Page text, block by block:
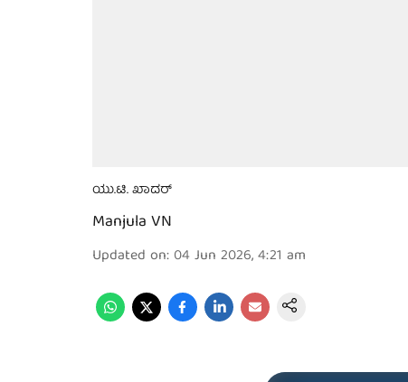
ಯು.ಟಿ. ಖಾದರ್‌
Manjula VN
Updated on: 04 Jun 2026, 4:21 am